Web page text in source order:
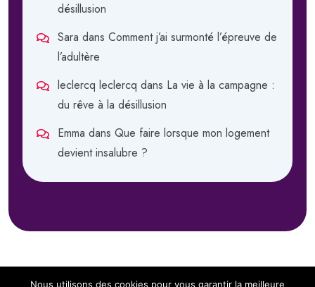
désillusion
Sara dans Comment j’ai surmonté l’épreuve de
l’adultère
leclercq leclercq dans La vie à la campagne :
du rêve à la désillusion
Emma dans Que faire lorsque mon logement
devient insalubre ?
Nous utilisons des cookies pour vous garantir la meilleure